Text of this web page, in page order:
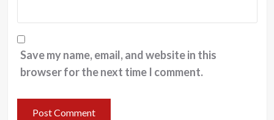
Save my name, email, and website in this
browser for the next time I comment.